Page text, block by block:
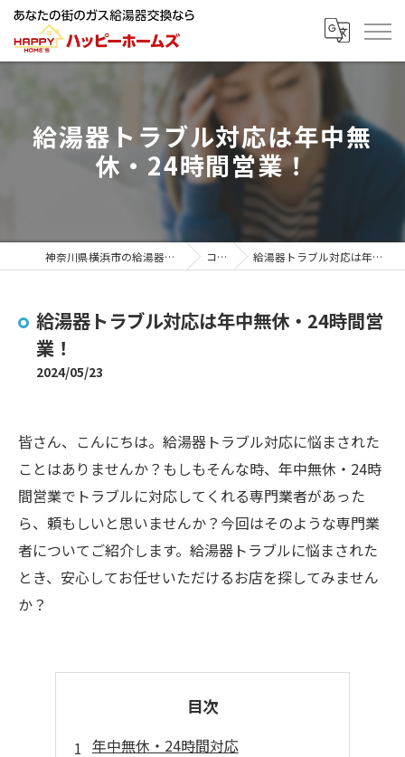
給湯器トラブル対応は年中無
休・24時間営業！
神奈川県横浜市の給湯器ならハッピーホームズ コラム 給湯器トラブル対応は年中無休・24時間営業！
給湯器トラブル対応は年中無休・24時間営
業！
2024/05/23
皆さん、こんにちは。給湯器トラブル対応に悩まされた
ことはありませんか？もしもそんな時、年中無休・24時
間営業でトラブルに対応してくれる専門業者があった
ら、頼もしいと思いませんか？今回はそのような専門業
者についてご紹介します。給湯器トラブルに悩まされた
とき、安心してお任せいただけるお店を探してみません
か？
目次
年中無休・24時間対応